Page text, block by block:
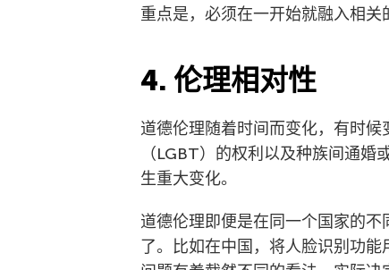
重点是，必须在一开始就融入相关
4. 伦理相对性
道德伦理随着时间而变化，有时
（LGBT）的权利以及种族间通
生重大变化。
道德伦理即便是在同一个国家的
了。比如在中国，将人脸识别功能